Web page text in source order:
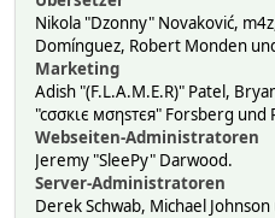
Nikola "Dzonny" Novaković,
Domínguez, Robert Monden
Marketing
Adish "(F.L.A.M.E.R)" Patel,
"cσσкιє мσηѕтєя" Forsberg
Webseiten-Administratoren
Jeremy "SleePy" Darwood.
Server-Administratoren
Derek Schwab, Michael